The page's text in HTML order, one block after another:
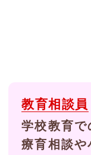
教育相談員
学校教育で
療育相談や